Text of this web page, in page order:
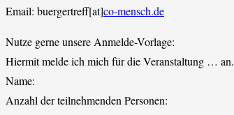
Email: buergertreff[at]co-mensch.de
Nutze gerne unsere Anmelde-Vorlage:
Hiermit melde ich mich für die Veranstaltung … an.
Name:
Anzahl der teilnehmenden Personen: